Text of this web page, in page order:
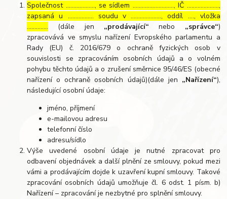
Společnost ………………., se sídlem ………………………, IČ …………………,
zapsaná u …………….. soudu v ……………….., oddíl …., vložka
………….. (dále jen „prodávající“ nebo „správce“)
zpracovává ve smyslu nařízení Evropského parlamentu a
Rady (EU) č. 2016/679 o ochraně fyzických osob v
souvislosti se zpracováním osobních údajů a o volném
pohybu těchto údajů a o zrušení směrnice 95/46/ES (obecné
nařízení o ochraně osobních údajů)(dále jen „Nařízení“),
následující osobní údaje:
jméno, příjmení
e-mailovou adresu
telefonní číslo
adresu/sídlo
Výše uvedené osobní údaje je nutné zpracovat pro
odbavení objednávek a další plnění ze smlouvy, pokud mezi
vámi a prodávajícím dojde k uzavření kupní smlouvy. Takové
zpracování osobních údajů umožňuje čl. 6 odst. 1 písm. b)
Nařízení – zpracování je nezbytné pro splnění smlouvy.